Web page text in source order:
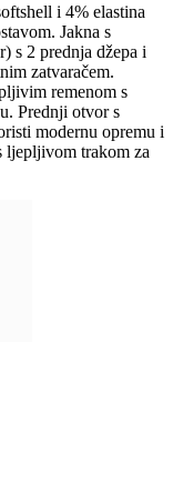
i 4% elastina
Jakna s
s 2 prednja džepa i
zatvaračem.
remenom s
Prednji otvor s
modernu opremu i
ljepljivom trakom za